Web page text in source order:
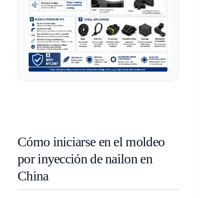
Cómo iniciarse en el moldeo
por inyección de nailon en
China